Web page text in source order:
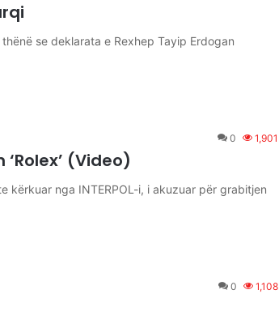
se deklarata e Rexhep Tayip Erdogan
0 1,901
(Video)
kërkuar nga INTERPOL-i, i akuzuar për grabitjen
0 1,108